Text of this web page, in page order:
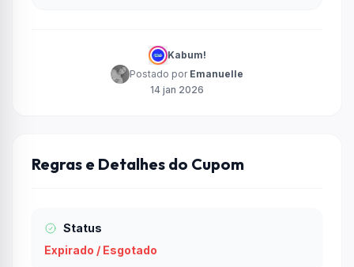
Kabum!
Postado por Emanuelle
14 jan 2026
Regras e Detalhes do Cupom
Status
Expirado / Esgotado